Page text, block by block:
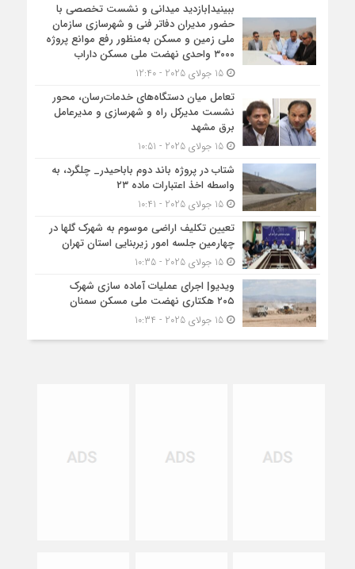
ببینید|بازدید میدانی و نشست تخصصی با
حضور مدیران دفاتر فنی و شهرسازی سازمان
ملی زمین و مسکن به‌منظور رفع موانع پروژه
۳۰۰۰ واحدی نهضت ملی مسکن داراب
15 جولای 2025 - 12:40
تعامل میان دستگاه‌های خدمات‌رسان، محور
نشست مدیرکل راه و شهرسازی و مدیرعامل
برق مشهد
15 جولای 2025 - 10:51
شتاب در پروژه باند دوم باباحیدر_ چلگرد، به
واسطه اخذ اعتبارات ماده ۲۳
15 جولای 2025 - 10:41
تعیین تکلیف اراضی موسوم به شهرک گلها در
چهارمین جلسه امور زیربنایی استان تهران
15 جولای 2025 - 10:35
ویدیو| اجرای عملیات آماده سازی شهرک
۲۰۵ هکتاری نهضت ملی مسکن سمنان
15 جولای 2025 - 10:34